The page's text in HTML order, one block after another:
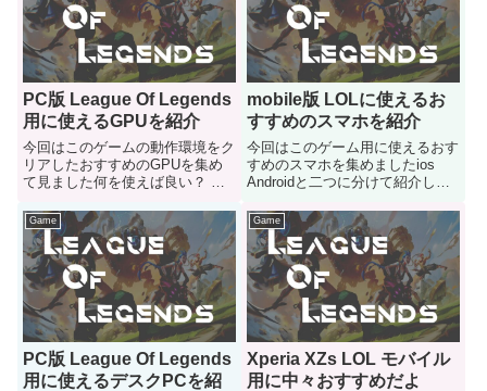
PC版 League Of Legends
用に使えるGPUを紹介
今回はこのゲームの動作環境をク
リアしたおすすめのGPUを集め
て見ました何を使えば良い？ 目
はご参考にどうぞ
mobile版 LOLに使えるお
すすめのスマホを紹介
今回はこのゲーム用に使えるおす
すめのスマホを集めましたios
Androidと二つに分けて紹介して
Game
PC版 League Of Legends
用に使えるデスクPCを紹
Game
Xperia XZs LOL モバイル
用に中々おすすめだよ